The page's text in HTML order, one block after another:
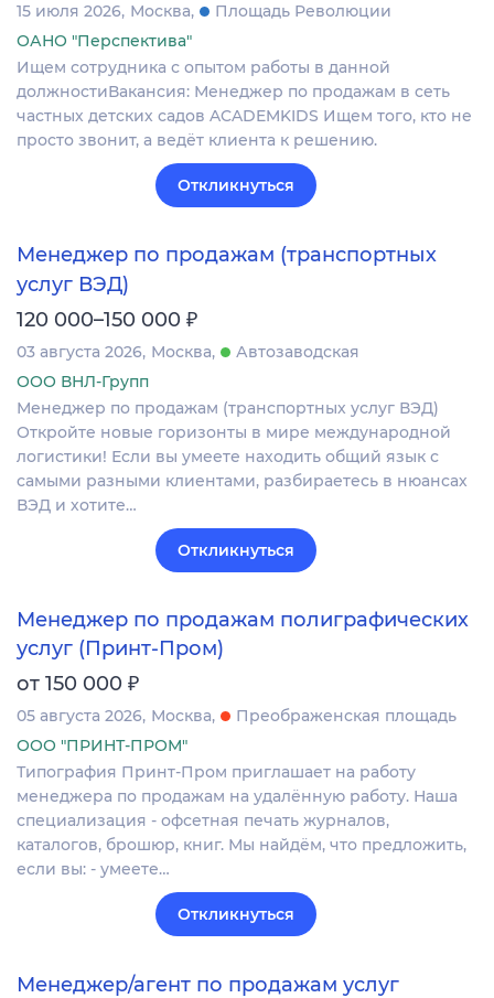
15 июля 2026 Москва
Площадь Революции
ОАНО "Перспектива"
Ищем сотрудника с опытом работы в данной
должностиВакансия: Менеджер по продажам в сеть
частных детских садов ACADEMKIDS Ищем того, кто не
просто звонит, а ведёт клиента к решению.
Откликнуться
Менеджер по продажам (транспортных
услуг ВЭД)
120 000–150 000 ₽
03 августа 2026 Москва
Автозаводская
ООО ВНЛ-Групп
Менеджер по продажам (транспортных услуг ВЭД)
Откройте новые горизонты в мире международной
логистики! Если вы умеете находить общий язык с
самыми разными клиентами, разбираетесь в нюансах
ВЭД и хотите…
Откликнуться
Менеджер по продажам полиграфических
услуг (Принт-Пром)
от 150 000 ₽
05 августа 2026 Москва
Преображенская площадь
ООО "ПРИНТ-ПРОМ"
Типография Принт-Пром приглашает на работу
менеджера по продажам на удалённую работу. Наша
специализация - офсетная печать журналов,
каталогов, брошюр, книг. Мы найдём, что предложить,
если вы: - умеете…
Откликнуться
Менеджер/агент по продажам услуг